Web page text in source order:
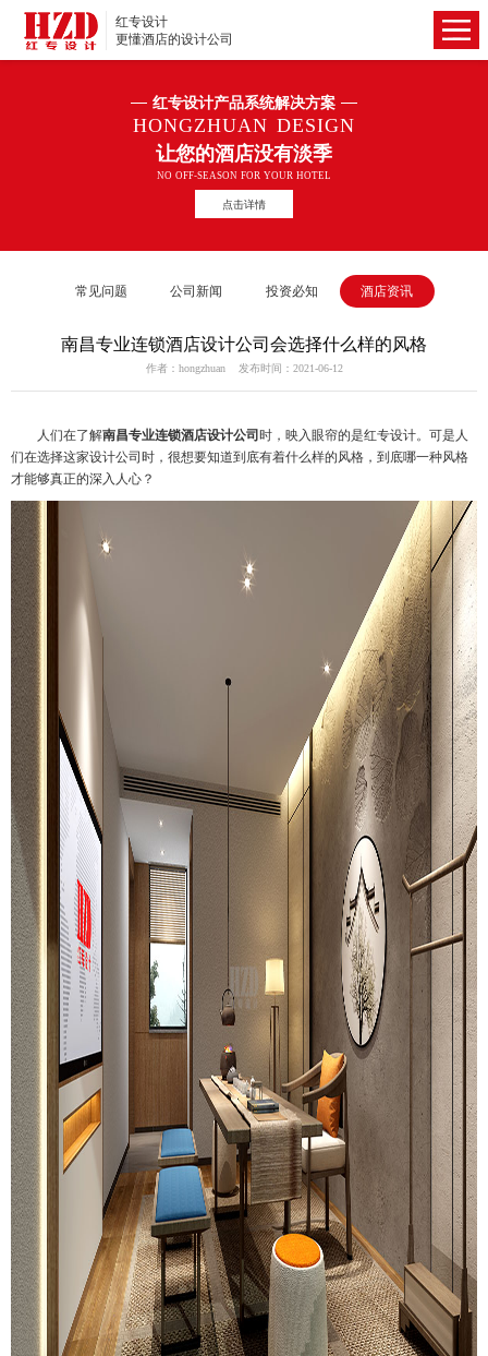
红专设计
更懂酒店的设计公司
红专设计产品系统解决方案
HONGZHUAN DESIGN
让您的酒店没有淡季
NO OFF-SEASON FOR YOUR HOTEL
点击详情
常见问题 公司新闻 投资必知 酒店资讯
南昌专业连锁酒店设计公司会选择什么样的风格
作者：hongzhuan 发布时间：2021-06-12
人们在了解南昌专业连锁酒店设计公司 时，映入眼帘的是红专设计。可是人
们在选择这家设计公司时，很想要知道到底有着什么样的风格，到底哪一种风格
才能够真正的深入人心？